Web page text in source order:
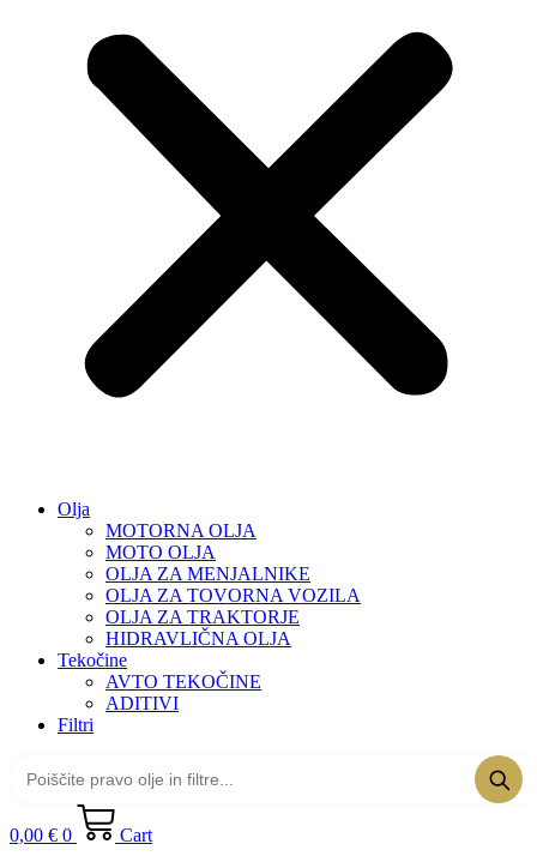
Olja
MOTORNA OLJA
MOTO OLJA
OLJA ZA MENJALNIKE
OLJA ZA TOVORNA VOZILA
OLJA ZA TRAKTORJE
HIDRAVLIČNA OLJA
Tekočine
AVTO TEKOČINE
ADITIVI
Filtri
0,00 € 0 Cart